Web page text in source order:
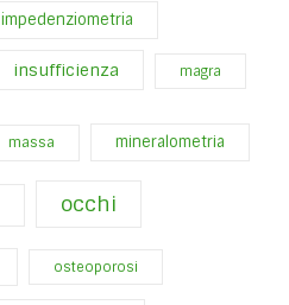
impedenziometria
insufficienza magra
massa mineralometria
occhi
osteoporosi